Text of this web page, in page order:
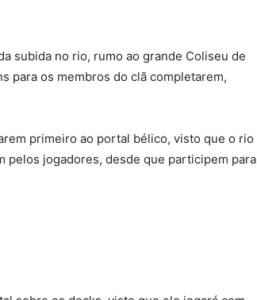
subida no rio, rumo ao grande Coliseu de
para os membros do clã completarem,
primeiro ao portal bélico, visto que o rio
pelos jogadores, desde que participem para